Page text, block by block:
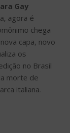
Gay
agora é
chega
capa, novo
os
no Brasil
morte de
italiana.